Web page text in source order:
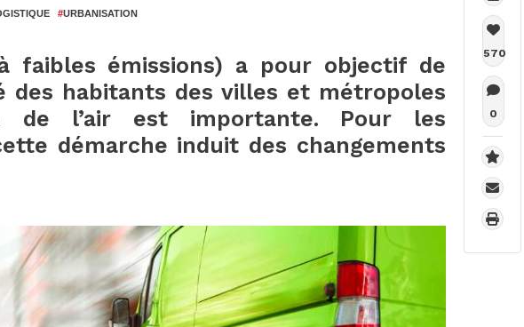
#URBANISATION
faibles émissions) a pour objectif de
des habitants des villes et métropoles
de l’air est importante. Pour les
démarche induit des changements
570
0